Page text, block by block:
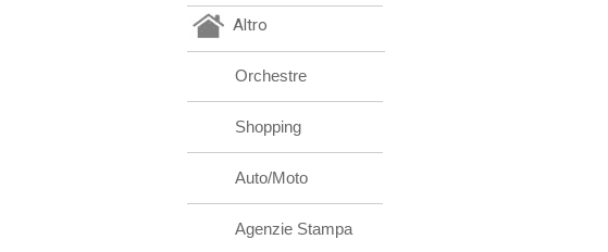
Altro
Orchestre
Shopping
Auto/Moto
Agenzie Stampa